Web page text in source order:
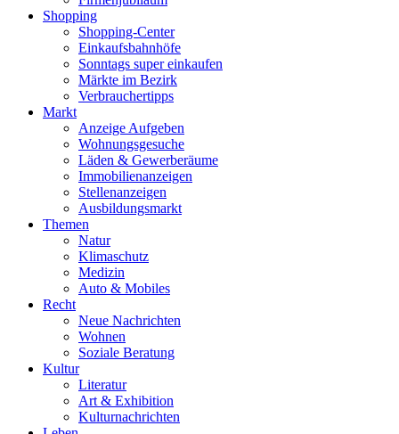
Shopping
Shopping-Center
Einkaufsbahnhöfe
Sonntags super einkaufen
Märkte im Bezirk
Verbrauchertipps
Markt
Anzeige Aufgeben
Wohnungsgesuche
Läden & Gewerberäume
Immobilienanzeigen
Stellenanzeigen
Ausbildungsmarkt
Themen
Natur
Klimaschutz
Medizin
Auto & Mobiles
Recht
Neue Nachrichten
Wohnen
Soziale Beratung
Kultur
Literatur
Art & Exhibition
Kulturnachrichten